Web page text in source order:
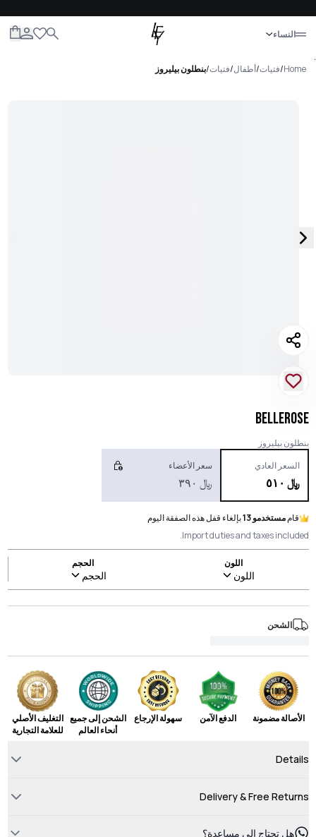
النساء
إغلاق
.
Home
/فتيات/أطفال/فتيات/بنطلون بيليروز
BELLEROSE
بنطلون بيليروز
السعر العادي
﷼ ٥١٠
سعر الأعضاء
﷼ ٣٩٠
قاممستخدمو 13
بإلغاء قفل هذه الصفقة اليوم
Import duties and taxes included.
اللون
اللون
الحجم
الحجم
الشحن
الأصالة مضمونة الدفع الآمن سهولة الإرجاع
الشحن إلى جميع
أنحاء العالم
التغليف الأصلي
للعلامة التجارية
Details
Delivery & Free Returns
هل تحتاج إلى مساعدة؟